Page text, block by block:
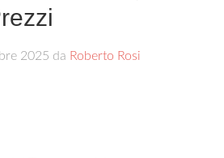
2025 da Roberto Rosi